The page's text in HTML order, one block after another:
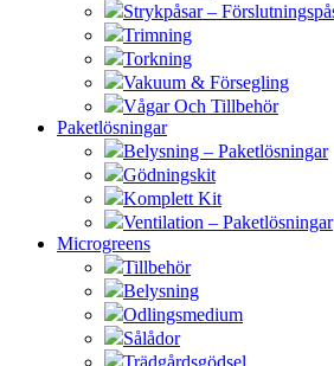
Strykpåsar –
Trimning
Torkning
Vakuum & Försegling
Vågar Och Tillbehör
Paketlösningar
Belysning – Paketlösningar
Gödningskit
Komplett Kit
Ventilation – Paketlösningar
Microgreens
Tillbehör
Belysning
Odlingsmedium
Sålådor
Trädgårdsgödsel